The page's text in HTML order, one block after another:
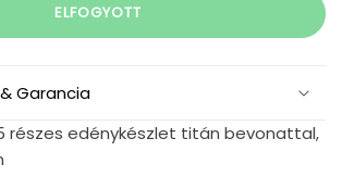
ELFOGYOTT
Garancia
részes edénykészlet titán bevonattal,